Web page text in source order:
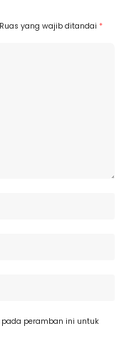
Ruas yang wajib ditandai *
peramban ini untuk